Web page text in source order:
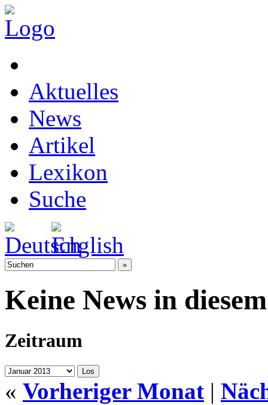
Aktuelles
News
Artikel
Lexikon
Suche
Keine News in
Zeitraum
« Vorheriger Monat |